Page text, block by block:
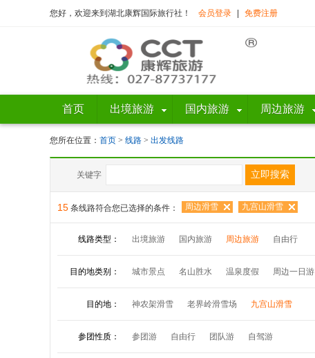
您好，欢迎来到湖北康辉国际旅行社！ 会员登录 免费注册
首页 出境旅游 国内旅游 周边旅游
您所在位置： 首页 > 线路 > 出发线路
关键字
15 条线路符合您已选择的条件： 周边滑雪 九宫山滑雪
线路类型： 出境旅游 国内旅游 周边旅游 自由行
目的地类别： 城市景点 名山胜水 温泉度假 周边一日游
目的地： 神农架滑雪 老界岭滑雪场 九宫山滑雪
参团性质： 参团游 自由行 团队游 自驾游